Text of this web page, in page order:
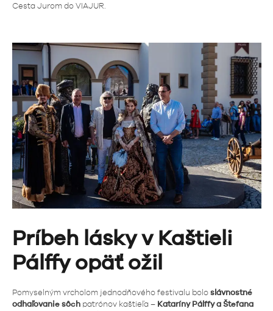
Cesta Jurom do VIAJUR.
Príbeh lásky v Kaštieli
Pálffy opäť ožil
Pomyselným vrcholom jednodňového festivalu bolo slávnostné
odhaľovanie sôchpatrónov kaštieľa – Kataríny Pálffy a Štefana